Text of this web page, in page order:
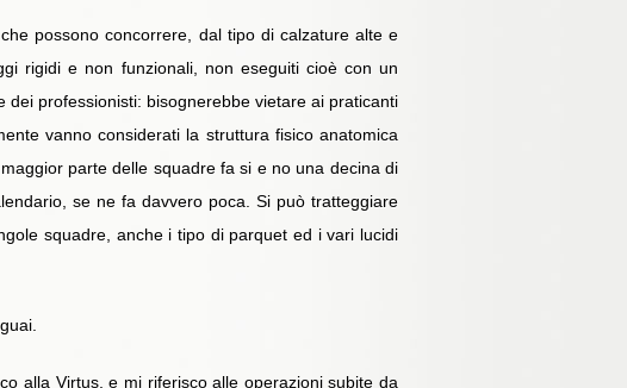
possono concorrere, dal tipo di calzature alte e
rigidi e non funzionali, non eseguiti cioè con un
professionisti: bisognerebbe vietare ai praticanti
vanno considerati la struttura fisico anatomica
parte delle squadre fa si e no una decina di
se ne fa davvero poca. Si può tratteggiare
squadre, anche i tipo di parquet ed i vari lucidi
alla Virtus, e mi riferisco alle operazioni subite da